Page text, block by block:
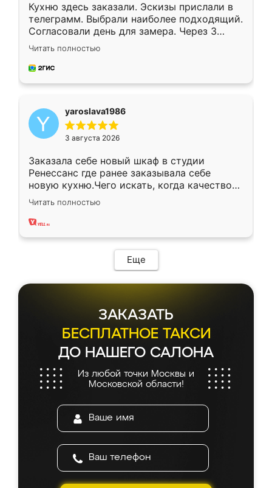
Кухню здесь заказали. Эскизы прислали в
телеграмм. Выбрали наиболее подходящий.
Согласовали день для замера. Через 3
недели кухня была уже готова. Остались
довольны работой. Спасибо Ренессанс
мебель за качественную работу!
Читать полностью
yaroslava1986
3 августа 2026
Заказала себе новый шкаф в студии
Ренессанс где ранее заказывала себе
новую кухню.Чего искать, когда качеством
вполне довольна. Служит кухня уже почти
два года, нареканий нет.
Читать полностью
Еще
ЗАКАЗАТЬ
БЕСПЛАТНОЕ ТАКСИ
ДО НАШЕГО САЛОНА
Из любой точки Москвы и
Московской области!